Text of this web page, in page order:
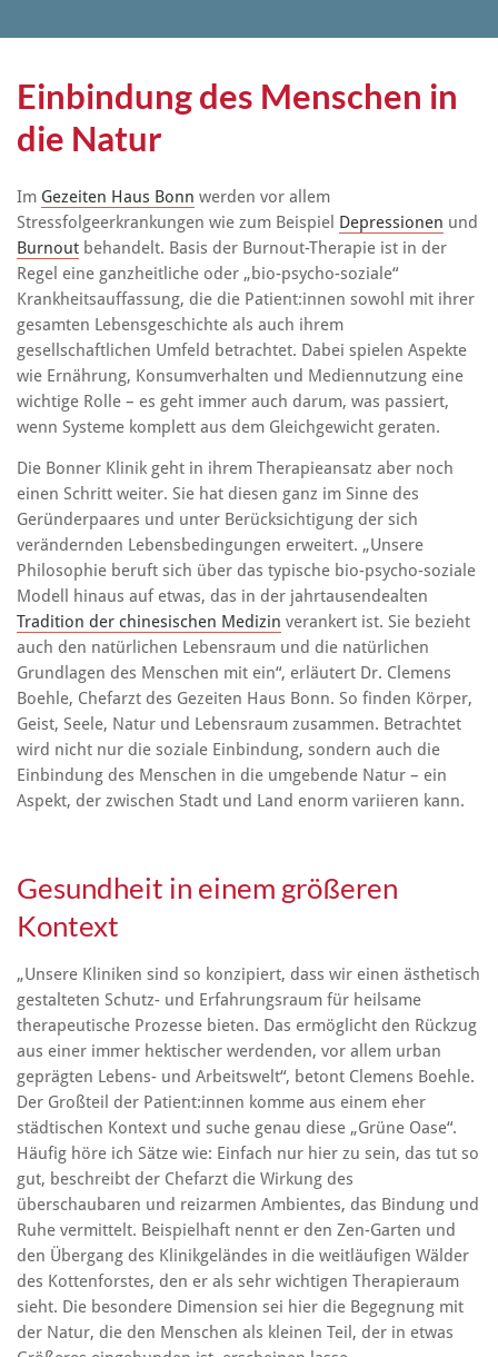
Einbindung des Menschen in
die Natur
Im Gezeiten Haus Bonn werden vor allem
Stressfolgeerkrankungen wie zum Beispiel Depressionen und
Burnout behandelt. Basis der Burnout-Therapie ist in der
Regel eine ganzheitliche oder „bio-psycho-soziale“
Krankheitsauffassung, die die Patient:innen sowohl mit ihrer
gesamten Lebensgeschichte als auch ihrem
gesellschaftlichen Umfeld betrachtet. Dabei spielen Aspekte
wie Ernährung, Konsumverhalten und Mediennutzung eine
wichtige Rolle – es geht immer auch darum, was passiert,
wenn Systeme komplett aus dem Gleichgewicht geraten.
Die Bonner Klinik geht in ihrem Therapieansatz aber noch
einen Schritt weiter. Sie hat diesen ganz im Sinne des
Geründerpaares und unter Berücksichtigung der sich
verändernden Lebensbedingungen erweitert. „Unsere
Philosophie beruft sich über das typische bio-psycho-soziale
Modell hinaus auf etwas, das in der jahrtausendealten
Tradition der chinesischen Medizin verankert ist. Sie bezieht
auch den natürlichen Lebensraum und die natürlichen
Grundlagen des Menschen mit ein“, erläutert Dr. Clemens
Boehle, Chefarzt des Gezeiten Haus Bonn. So finden Körper,
Geist, Seele, Natur und Lebensraum zusammen. Betrachtet
wird nicht nur die soziale Einbindung, sondern auch die
Einbindung des Menschen in die umgebende Natur – ein
Aspekt, der zwischen Stadt und Land enorm variieren kann.
Gesundheit in einem größeren
Kontext
„Unsere Kliniken sind so konzipiert, dass wir einen ästhetisch
gestalteten Schutz- und Erfahrungsraum für heilsame
therapeutische Prozesse bieten. Das ermöglicht den Rückzug
aus einer immer hektischer werdenden, vor allem urban
geprägten Lebens- und Arbeitswelt“, betont Clemens Boehle.
Der Großteil der Patient:innen komme aus einem eher
städtischen Kontext und suche genau diese „Grüne Oase“.
Häufig höre ich Sätze wie: Einfach nur hier zu sein, das tut so
gut, beschreibt der Chefarzt die Wirkung des
überschaubaren und reizarmen Ambientes, das Bindung und
Ruhe vermittelt. Beispielhaft nennt er den Zen-Garten und
den Übergang des Klinikgeländes in die weitläufigen Wälder
des Kottenforstes, den er als sehr wichtigen Therapieraum
sieht. Die besondere Dimension sei hier die Begegnung mit
der Natur, die den Menschen als kleinen Teil, der in etwas